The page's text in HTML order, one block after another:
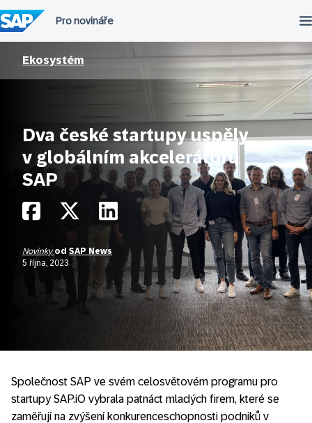
na
obsah
Ekosystém
Dva české startupy uspěly
v globálním akcelerátoru
SAP
Novinkyod SAP News
5 října, 2023
Společnost SAP ve svém celosvětovém programu pro
startupy SAP.iO vybrala patnáct mladých firem, které se
zaměřují na zvýšení konkurenceschopnosti podniků v